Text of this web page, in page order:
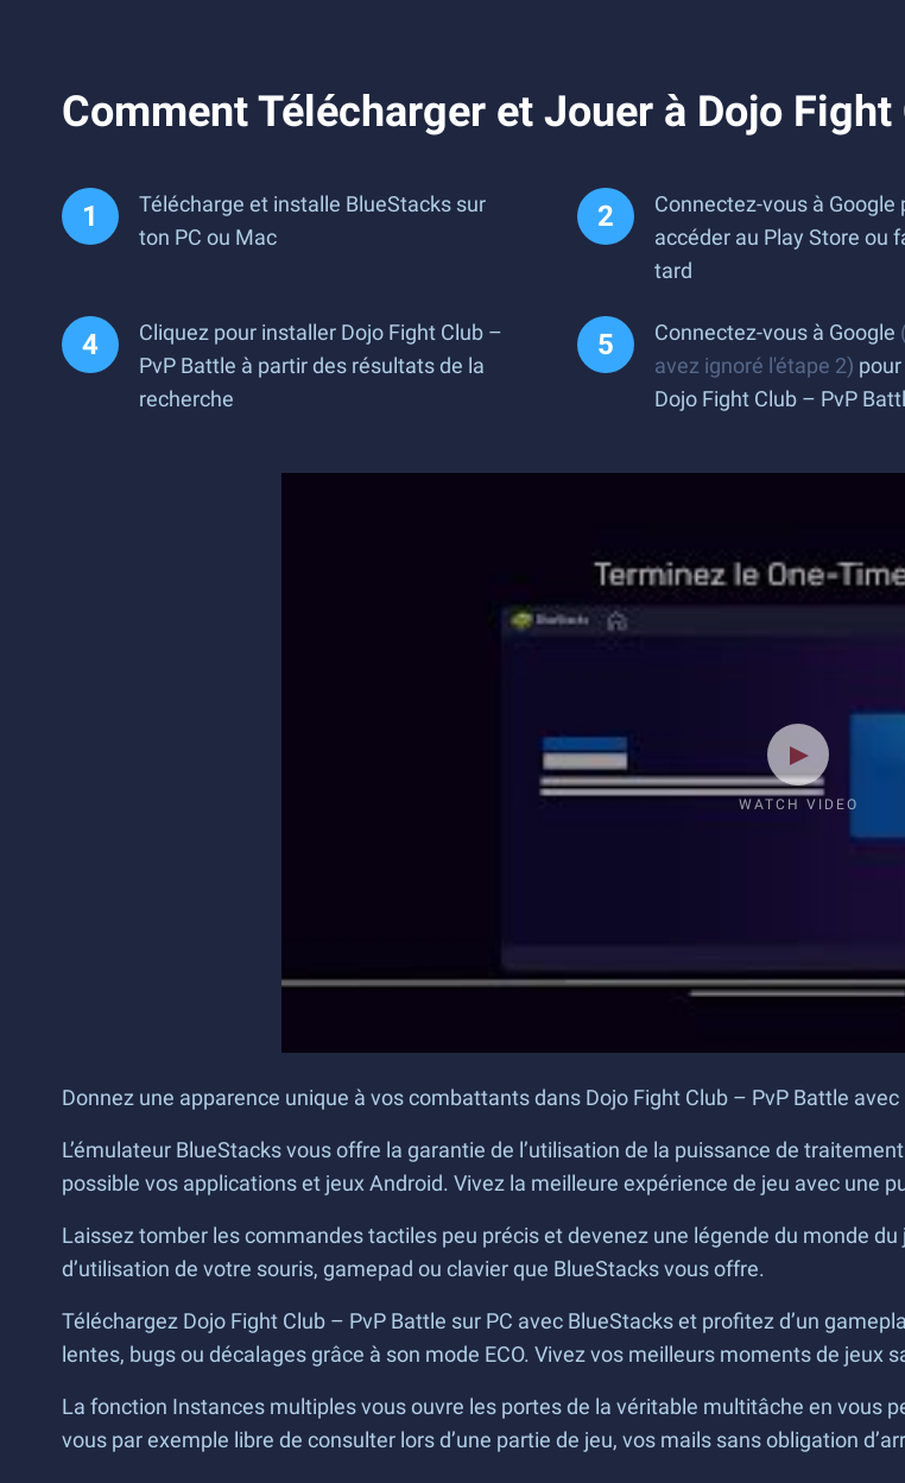
Comment Télécharger et Jouer à Dojo
Télécharge et installe BlueStacks sur
ton PC ou Mac
Connectez-vous à Google
accéder au Play Store ou
tard
Cliquez pour installer Dojo Fight Club –
PvP Battle à partir des résultats de la
recherche
Connectez-vous à Google
avez ignoré l'étape 2)
Dojo Fight Club – PvP
WATCH VIDEO
Donnez une apparence unique à vos combattants dans Dojo Fight Club – PvP Battle avec
L’émulateur BlueStacks vous offre la garantie de l’utilisation de la puissance de
possible vos applications et jeux Android. Vivez la meilleure expérience de jeu avec une
Laissez tomber les commandes tactiles peu précis et devenez une légende du monde
d’utilisation de votre souris, gamepad ou clavier que BlueStacks vous offre.
Téléchargez Dojo Fight Club – PvP Battle sur PC avec BlueStacks et profitez d’un
lentes, bugs ou décalages grâce à son mode ECO. Vivez vos meilleurs moments de jeux
La fonction Instances multiples vous ouvre les portes de la véritable multitâche en vous
vous par exemple libre de consulter lors d’une partie de jeu, vos mails sans obligation